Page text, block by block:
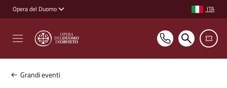
Vai ai contenuti
Vai al footer
Opera del Duomo Selezione
ITA
Grandi eventi